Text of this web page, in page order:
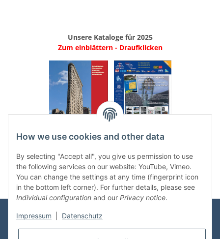
Unsere Kataloge für 2025
Zum einblättern - Draufklicken
. ..
Categories
How we use cookies and other data
By selecting "Accept all", you give us permission to use
the following services on our website: YouTube, Vimeo.
You can change the settings at any time (fingerprint icon
in the bottom left corner). For further details, please see
Individual configuration and our Privacy notice.
Impressum Datenschutz